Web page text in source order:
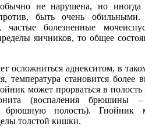
не нарушена, но иногда
быть очень обильными.
частые болезненные
яичников, то общее
осложниться аднекситом, в
температура становится более
может прорваться в полость
(воспаления брюшины –
брюшную полость). Гнойник
толстой кишки.